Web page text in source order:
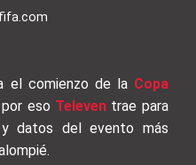
el comienzo de la Copa
eso Televen trae para
datos del evento más